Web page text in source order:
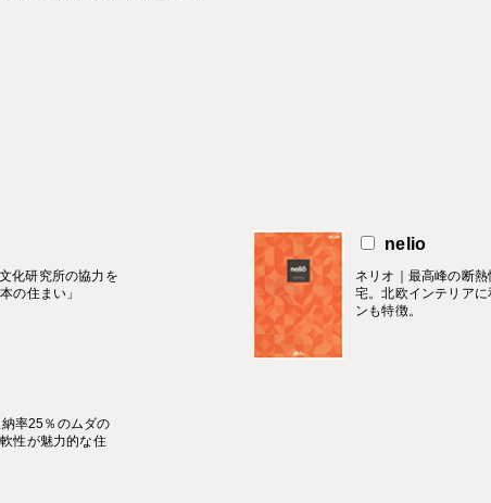
化研究所の協力を
の住まい」
nelio
ネリオ｜最高峰の断
宅。北欧インテリア
ンも特徴。
率25％のムダの
性が魅力的な住